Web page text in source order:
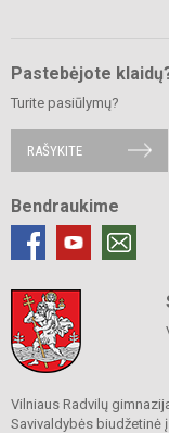
Pastebėjote
Turite pasiūlymų?
RAŠYKITE
Bendraukime
Vilniaus Radvilų
Savivaldybės biudžetinė